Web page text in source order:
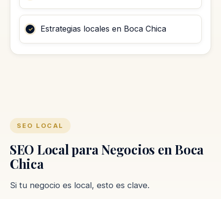
Estrategias locales en Boca Chica
SEO LOCAL
SEO Local para Negocios en Boca
Chica
Si tu negocio es local, esto es clave.